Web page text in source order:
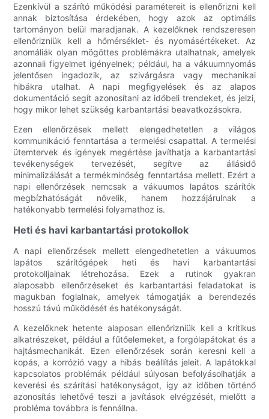
Ezenkívül a szárító működési paramétereit is ellenőrizni kell
annak biztosítása érdekében, hogy azok az optimális
tartományon belül maradjanak. A kezelőknek rendszeresen
ellenőrizniük kell a hőmérséklet- és nyomásértékeket. Az
anomáliák olyan mögöttes problémákra utalhatnak, amelyek
azonnali figyelmet igényelnek; például, ha a vákuumnyomás
jelentősen ingadozik, az szivárgásra vagy mechanikai
hibákra utalhat. A napi megfigyelések és az alapos
dokumentáció segít azonosítani az időbeli trendeket, és jelzi,
hogy mikor lehet szükség karbantartási beavatkozásokra.
Ezen ellenőrzések mellett elengedhetetlen a világos
kommunikáció fenntartása a termelési csapattal. A termelési
ütemtervek és igények megértése javíthatja a karbantartási
tevékenységek tervezését, segítve az állásidő
minimalizálását a termékminőség fenntartása mellett. Ezért a
napi ellenőrzések nemcsak a vákuumos lapátos szárítók
megbízhatóságát növelik, hanem hozzájárulnak a
hatékonyabb termelési folyamathoz is.
Heti és havi karbantartási protokollok
A napi ellenőrzések mellett elengedhetetlen a vákuumos
lapátos szárítógépek heti és havi karbantartási
protokolljainak létrehozása. Ezek a rutinok gyakran
alaposabb ellenőrzéseket és karbantartási feladatokat is
magukban foglalnak, amelyek támogatják a berendezés
hosszú távú működését és hatékonyságát.
A kezelőknek hetente alaposan ellenőrizniük kell a kritikus
alkatrészeket, például a fűtőelemeket, a forgólapátokat és a
hajtásmechanikát. Ezen ellenőrzések során keresni kell a
kopás, a korrózió vagy a hibás beállítás jeleit. A lapátokkal
kapcsolatos problémák például súlyosan befolyásolhatják a
keverési és szárítási hatékonyságot, így az időben történő
azonosítás lehetővé teszi a javítások elvégzését, mielőtt a
probléma továbbra is fennállna.